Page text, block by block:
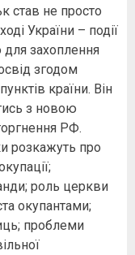
став не просто
України – події
захоплення
згодом
країни. Він
з новою
РФ.
розкажуть про
роль церкви
окупантами;
проблеми